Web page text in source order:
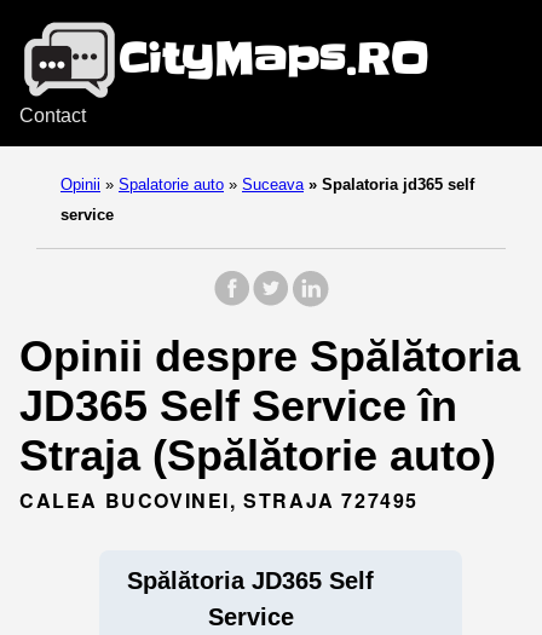
Contact
Opinii » Spalatorie auto » Suceava » Spalatoria jd365 self
service
Opinii despre Spălătoria
JD365 Self Service în
Straja (Spălătorie auto)
CALEA BUCOVINEI, STRAJA 727495
Spălătoria JD365 Self
Service